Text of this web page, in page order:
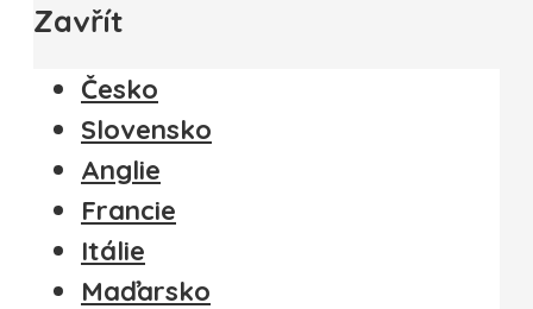
Zavřít
Česko
Slovensko
Anglie
Francie
Itálie
Maďarsko